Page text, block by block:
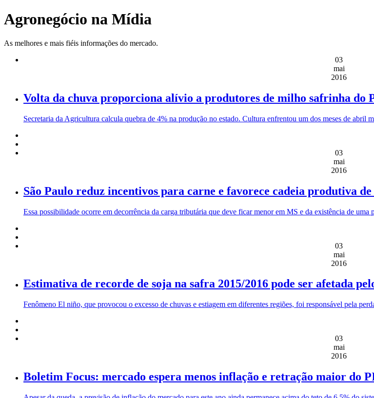
Agronegócio na Mídia
As melhores e mais fiéis informações do mercado.
03
mai
2016
Volta da chuva proporciona alívio a produtores de milho safrinha do
Secretaria da Agricultura calcula quebra de 4% na produção no estado. Cultura enfrentou um dos meses de abril
03
mai
2016
São Paulo reduz incentivos para carne e favorece cadeia produtiva
Essa possibilidade ocorre em decorrência da carga tributária que deve ficar menor em MS e da existência de
03
mai
2016
Estimativa de recorde de soja na safra 2015/2016 pode ser afetada
Fenômeno El niño, que provocou o excesso de chuvas e estiagem em diferentes regiões, foi responsável pela
03
mai
2016
Boletim Focus: mercado espera menos inflação e retração maior do